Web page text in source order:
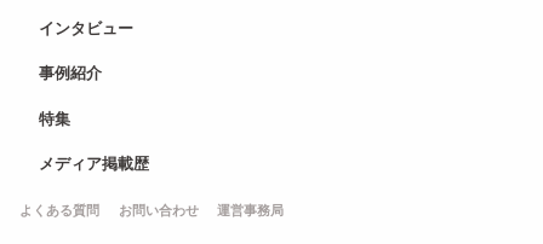
インタビュー
事例紹介
特集
メディア掲載歴
よくある質問 お問い合わせ 運営事務局